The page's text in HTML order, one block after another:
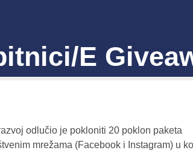
e
odlučio je pokloniti 20 poklon paketa
mrežama (Facebook i Instagram) u